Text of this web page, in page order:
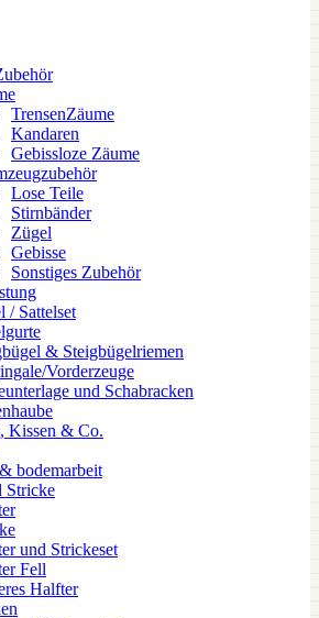
TrensenZäume
Kandaren
Gebissloze Zäume
Lose Teile
Stirnbänder
Zügel
Gebisse
Sonstiges Zubehör
/ Sattelset
& Steigbügelriemen
Vorderzeuge
und Schabracken
Kissen & Co.
bodemarbeit
Stricke
und Strickeset
Fell
Halfter